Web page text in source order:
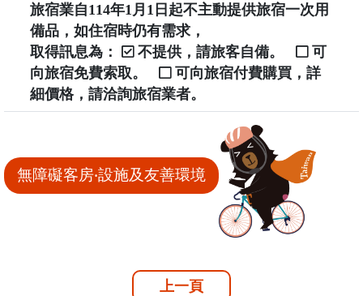
旅宿業自114年1月1日起不主動提供旅宿一次用
備品，如住宿時仍有需求，
取得訊息為：
不提供，請旅客自備。
可
向旅宿免費索取。
可向旅宿付費購買，詳
細價格，請洽詢旅宿業者。
無障礙客房‧設施及友善環境
上一頁